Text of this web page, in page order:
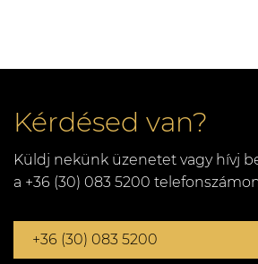
Kérdésed van?
Küldj nekünk üzenetet vagy hívj
a +36 (30) 083 5200
+36 (30) 083 5200